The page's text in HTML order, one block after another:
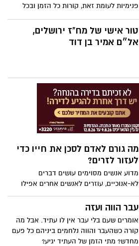
פנימיות לעומת זאת, קורות כל הזמן ובכל
במלחמות, מתי נדע איך לנצח אותם סוף סוף?
טור אישי של מח"ז ירושלים,
אל״ם אמיר בן דוד
מה גורם לאדם לסכן את חייו כדי
לעזור לזרים?
מדוע אנשים מסוימים עושים דברים
לא-אנוכיים, עוזרים לאנשים אחרים אפילו
כשהדבר מסכן את חייהם? הפסיכולוגית
החוקרת אביגיל מארש חוקרת את המניעים
קיצוניים, כמו תרומת כליה לזר מוחלט. האם
המוחות שלהם פשוט שונים?
עבר הווה ועזה
אומרים שעם בלי עבר אין לו עתיד. אבל מה
קורה כשהעבר והווה נלחמים ביניהם כל פעם
מחדש? מתי הזמן של העתיד יגיע?